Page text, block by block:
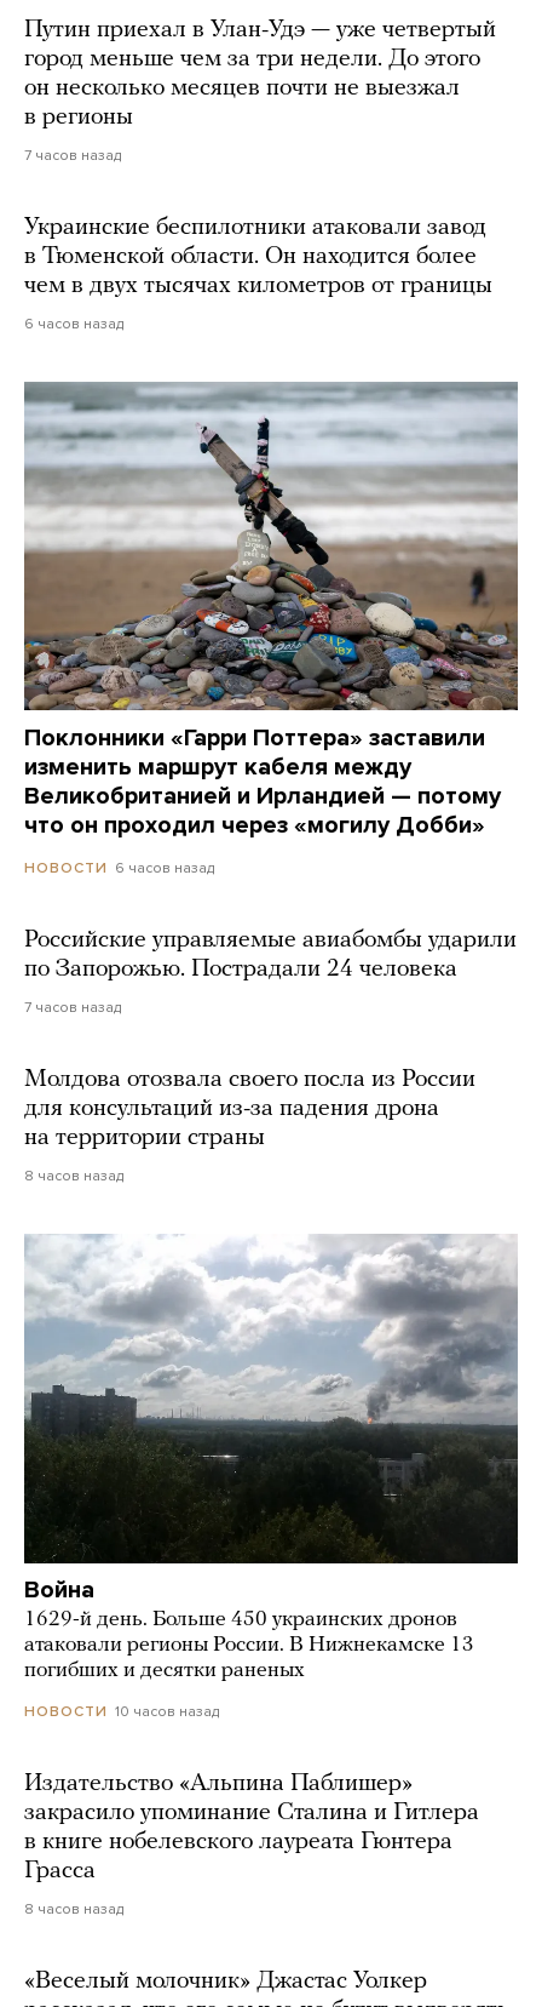
Путин приехал в Улан-Удэ — уже четвертый
город меньше чем за три недели. До этого
он несколько месяцев почти не выезжал
в регионы
7 часов назад
Украинские беспилотники атаковали завод
в Тюменской области. Он находится более
чем в двух тысячах километров от границы
6 часов назад
Поклонники «Гарри Поттера» заставили
изменить маршрут кабеля между
Великобританией и Ирландией — потому
что он проходил через «могилу Добби»
НОВОСТИ 6 часов назад
Российские управляемые авиабомбы ударили
по Запорожью. Пострадали 24 человека
7 часов назад
Молдова отозвала своего посла из России
для консультаций из-за падения дрона
на территории страны
8 часов назад
Война
1629-й день. Больше 450 украинских дронов
атаковали регионы России. В Нижнекамске 13
погибших и десятки раненых
НОВОСТИ 10 часов назад
Издательство «Альпина Паблишер»
закрасило упоминание Сталина и Гитлера
в книге нобелевского лауреата Гюнтера
Грасса
8 часов назад
«Веселый молочник» Джастас Уолкер